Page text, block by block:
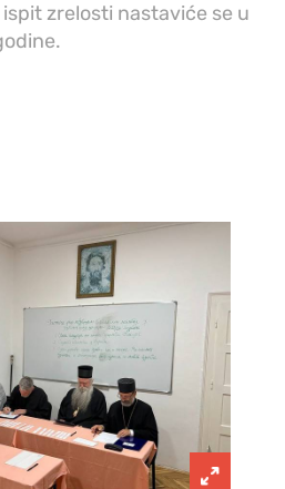
zrelosti nastaviće se u